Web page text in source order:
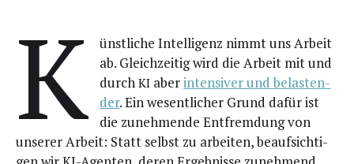
K
ünst­li­che Intel­li­genz nimmt uns Arbeit
ab. Gleich­zei­tig wird die Arbeit mit und
durchKI aberinten­si­ver und belas­ten­
der. Ein wesent­li­cher Grund dafür ist
die zuneh­men­de Ent­frem­dung von
unse­rer Arbeit: Statt selbst zu arbei­ten, beauf­sich­ti­